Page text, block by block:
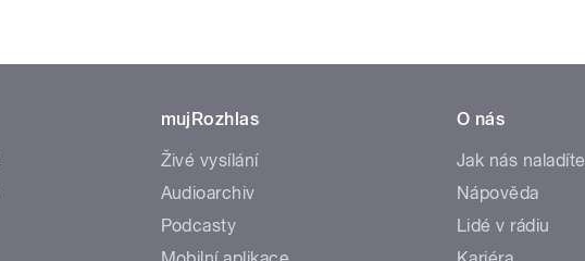
mujRozhlas
Živé vysílání
Audioarchiv
Podcasty
O nás
Jak nás naladíte
Nápověda
Lidé v rádiu